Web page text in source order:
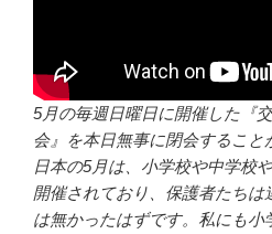
5月の毎週日曜日に開催した『
会』を本日無事に閉会すること
日本の5月は、小学校や中学校
開催されており、保護者たちは
は無かったはずです。私にも小